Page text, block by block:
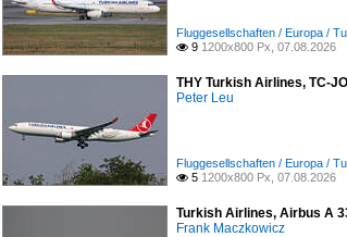
Fluggesellschaften / Europa /
 9 1200x800 Px, 07.08.2026
THY Turkish Airlines, TC-
Peter Leu
Fluggesellschaften / Europa /
 5 1200x800 Px, 07.08.2026
Turkish Airlines, Airbus A
Frank Maczkowicz